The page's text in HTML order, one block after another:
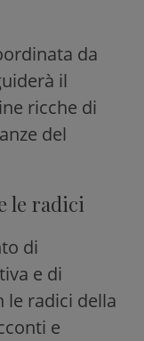
da
il
ricche di
del
le radici
di
e di
le radici della
e